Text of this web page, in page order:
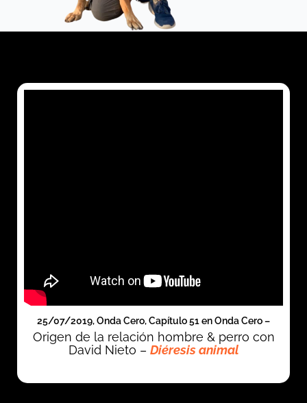
25/07/2019, Onda Cero, Capítulo 51 en Onda Cero –
Origen de la relación hombre & perro con
David Nieto – Diéresis animal